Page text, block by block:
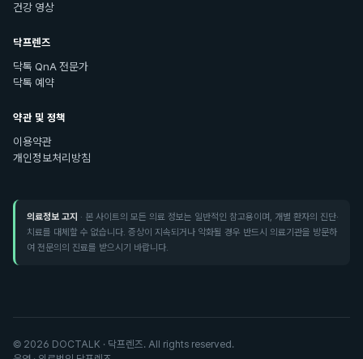
건강 영상
닥프렌즈
닥톡 QnA 전문가
닥톡 예약
약관 및 정책
이용약관
개인정보처리방침
의료정보 고지 · 본 사이트의 모든 의료 정보는 일반적인 참고용이며, 개별 환자의 진단·
치료를 대체할 수 없습니다. 증상이 지속되거나 악화될 경우 반드시 의료기관을 방문하
여 전문의의 진료를 받으시기 바랍니다.
© 2026 DOCTALK · 닥프렌즈. All rights reserved.